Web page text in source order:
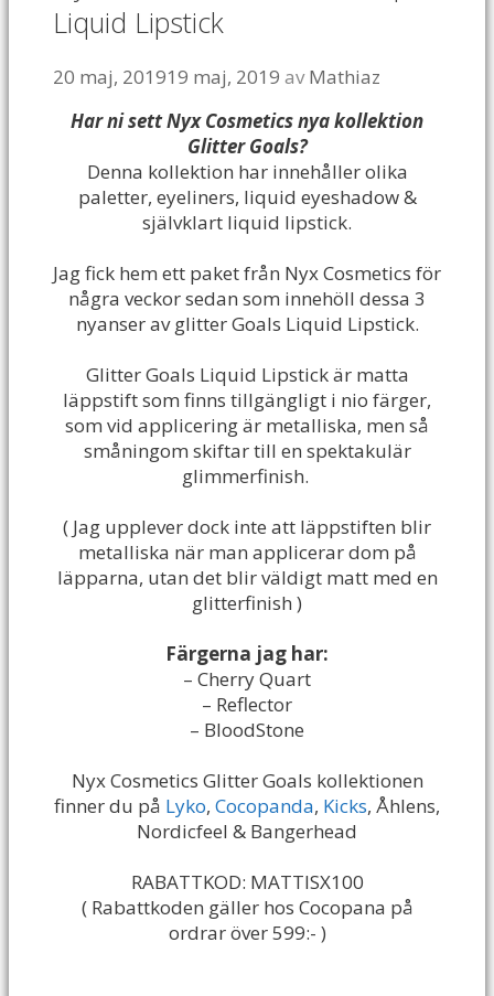
Liquid Lipstick
20 maj, 201919 maj, 2019 avMathiaz
Har ni sett Nyx Cosmetics nya kollektion
Glitter Goals?
Denna kollektion har innehåller olika
paletter, eyeliners, liquid eyeshadow &
självklart liquid lipstick.
Jag fick hem ett paket från Nyx Cosmetics för
några veckor sedan som innehöll dessa 3
nyanser av glitter Goals Liquid Lipstick.
Glitter Goals Liquid Lipstick är matta
läppstift som finns tillgängligt i nio färger,
som vid applicering är metalliska, men så
småningom skiftar till en spektakulär
glimmerfinish.
( Jag upplever dock inte att läppstiften blir
metalliska när man applicerar dom på
läpparna, utan det blir väldigt matt med en
glitterfinish )
Färgerna jag har:
– Cherry Quart
– Reflector
– BloodStone
Nyx Cosmetics Glitter Goals kollektionen
finner du på Lyko, Cocopanda, Kicks, Åhlens,
Nordicfeel & Bangerhead
RABATTKOD: MATTISX100
( Rabattkoden gäller hos Cocopana på
ordrar över 599:- )